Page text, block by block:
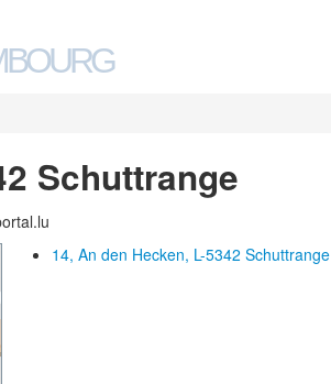
Schuttrange
14, An den Hecken, L-5342 Schuttrange